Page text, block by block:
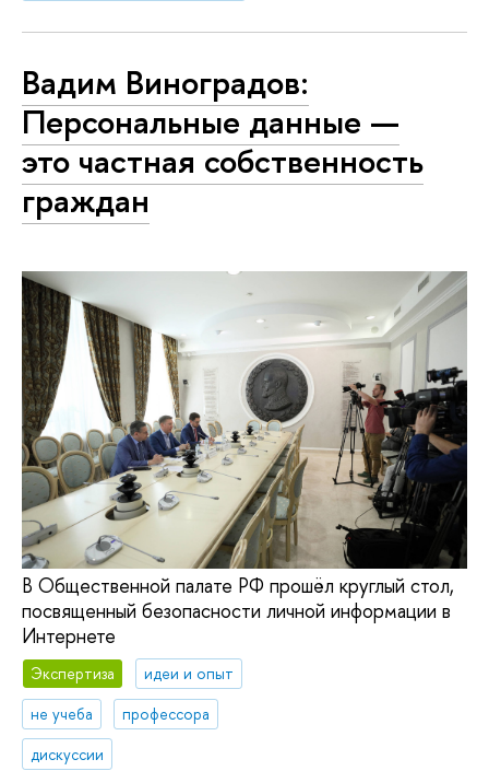
Вадим Виноградов:
Персональные данные —
это частная собственность
граждан
В Общественной палате РФ прошёл круглый стол,
посвященный безопасности личной информации в
Интернете
Экспертиза
идеи и опыт
не учеба
профессора
дискуссии